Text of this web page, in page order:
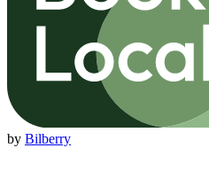
by Bilberry